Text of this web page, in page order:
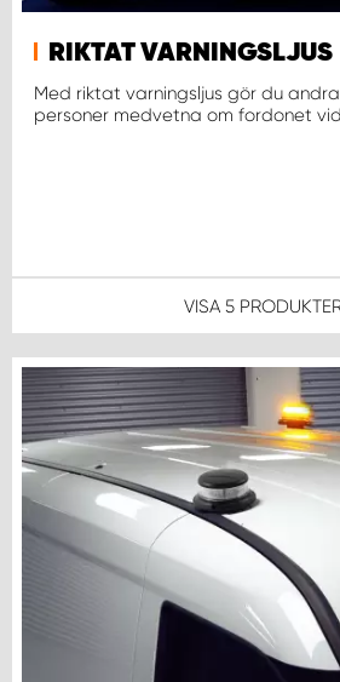
RIKTAT VARNINGSLJUS
Med riktat varningsljus gör du
personer medvetna om fordonet
VISA 5
WORK SYSTEM VARBERG
WORK SYSTEM VÄRNAMO
WORK SYSTEM ÖSTERSUND